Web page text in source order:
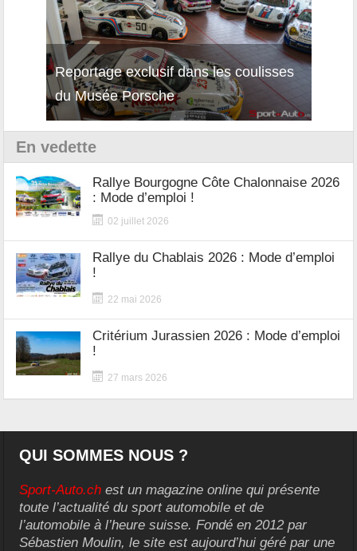
Reportage exclusif dans les coulisses
du Musée Porsche
En vedette
Rallye Bourgogne Côte Chalonnaise 2026
: Mode d’emploi !
02 juillet 2026
Rallye du Chablais 2026 : Mode d’emploi
!
22 mai 2026
Critérium Jurassien 2026 : Mode d’emploi
!
27 mars 2026
QUI SOMMES NOUS ?
Sport-Auto.ch est un magazine online qui présente
toute l’actualité du sport automobile et de
l’automobile à l’heure suisse. Fondé en 2012 par
Sébastien Moulin, le site est aujourd’hui géré par une